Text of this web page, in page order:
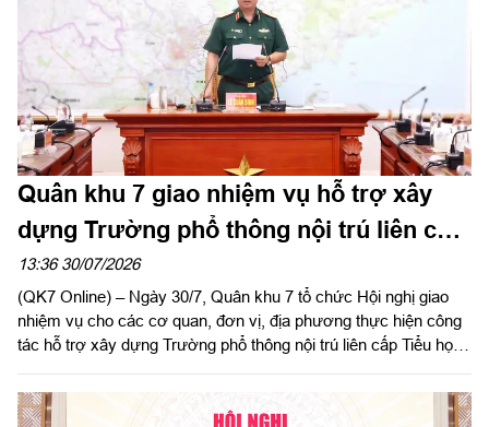
Quân khu 7 giao nhiệm vụ hỗ trợ xây
dựng Trường phổ thông nội trú liên cấp
Tiểu học và Trung học cơ sở Quảng
Trực
13:36 30/07/2026
(QK7 Online) – Ngày 30/7, Quân khu 7 tổ chức Hội nghị giao
nhiệm vụ cho các cơ quan, đơn vị, địa phương thực hiện công
tác hỗ trợ xây dựng Trường phổ thông nội trú liên cấp Tiểu học
Lê Xuân Bình, Phó Tư lệnh, Tham mưu trưởng Quân khu chủ
trì hội nghị.